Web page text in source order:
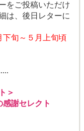
をご投稿いただけ
は、後日レターに
旬～５月上旬頃
＞
感謝セレクト